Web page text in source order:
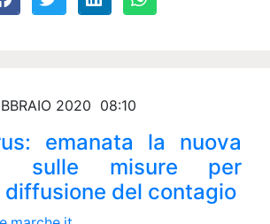
2020 08:10
emanata la nuova
sulle misure per
diffusione del contagio